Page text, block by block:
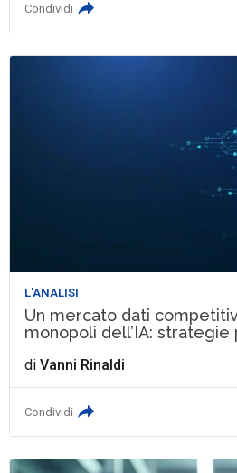
Condividi
L'ANALISI
Un mercato dati
monopoli dell’IA: strategie
diVanni Rinaldi
Condividi